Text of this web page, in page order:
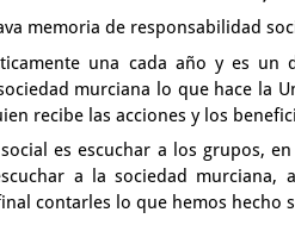
memoria de responsabilidad
una cada año y es un
murciana lo que hace la
recibe las acciones y los
es escuchar a los grupos,
a la sociedad murciana,
contarles lo que hemos hecho